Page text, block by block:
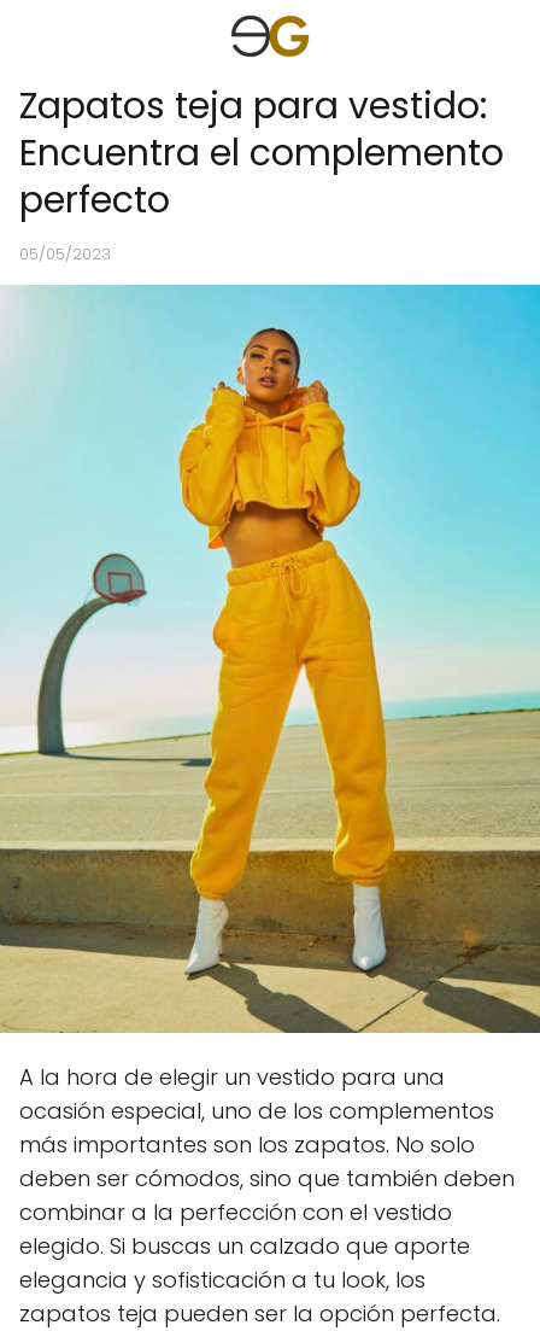
Zapatos teja para vestido:
Encuentra el complemento
perfecto
05/05/2023
A la hora de elegir un vestido para una
ocasión especial, uno de los complementos
más importantes son los zapatos. No solo
deben ser cómodos, sino que también deben
combinar a la perfección con el vestido
elegido. Si buscas un calzado que aporte
elegancia y sofisticación a tu look, los
zapatos teja pueden ser la opción perfecta.